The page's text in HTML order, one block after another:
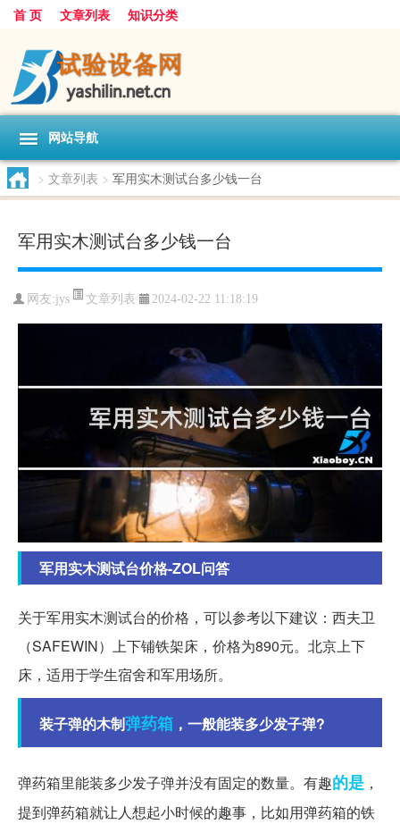
首 页 文章列表 知识分类
网站导航
> 文章列表 > 军用实木测试台多少钱一台
军用实木测试台多少钱一台
网友:jys 文章列表 2024-02-22 11:18:19
军用实木测试台价格-ZOL问答
关于军用实木测试台的价格，可以参考以下建议：西夫卫
（SAFEWIN）上下铺铁架床，价格为890元。北京上下
床，适用于学生宿舍和军用场所。
装子弹的木制弹药箱 ，一般能装多少发子弹?
弹药箱里能装多少发子弹并没有固定的数量。有趣的是 ，
提到弹药箱就让人想起小时候的趣事，比如用弹药箱的铁